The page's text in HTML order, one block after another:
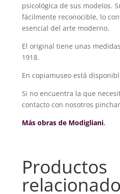
psicológica de sus modelos.
fácilmente reconocible, lo
esencial del arte moderno.
El original tiene unas
1918.
En copiamuseo está
Si no encuentra la que
contacto con nosotros
Más obras de Modigliani.
Productos